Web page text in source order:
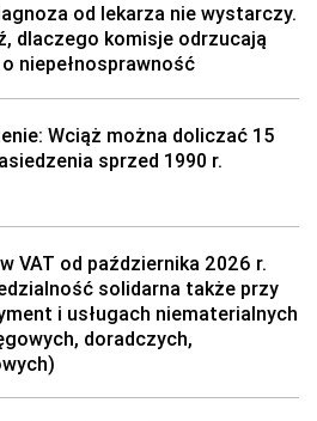
od lekarza nie wystarczy.
dlaczego komisje odrzucają
niepełnosprawność
Wciąż można doliczać 15
sprzed 1990 r.
VAT od października 2026 r.
solidarna także przy
i usługach niematerialnych
doradczych,